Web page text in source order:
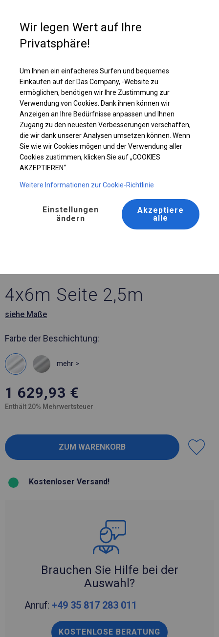
Ganzjährig geöffnete Zelthalle | 4x6 m
4x6m Seite 2,5m
siehe Maße
Farbe der Beschichtung:
mehr >
1 629,93 €
Enthält 20% Mehrwertsteuer
Kostenloser Versand!
Brauchen Sie Hilfe bei der
Auswahl?
Anruf: +49 35 817 283 011
KOSTENLOSE BERATUNG
Wir legen Wert auf Ihre
Privatsphäre!
Um Ihnen ein einfacheres Surfen und bequemes
Einkaufen auf der Das Company, -Website zu
ermöglichen, benötigen wir Ihre Zustimmung zur
Verwendung von Cookies. Dank ihnen können wir
Anzeigen an Ihre Bedürfnisse anpassen und Ihnen
Zugang zu den neuesten Verbesserungen verschaffen,
die wir dank unserer Analysen umsetzen können. Wenn
Sie wie wir Cookies mögen und der Verwendung aller
Cookies zustimmen, klicken Sie auf „COOKIES
AKZEPTIEREN“.
Weitere Informationen zur Cookie-Richtlinie
Einstellungen
ändern
Akzeptiere
alle